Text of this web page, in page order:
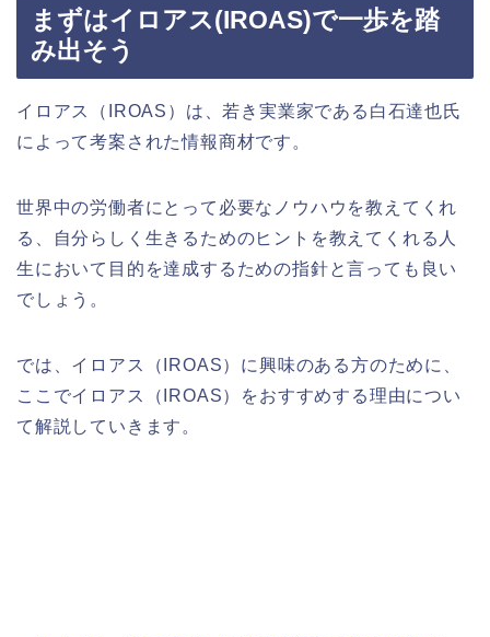
まずはイロアス(IROAS)で一歩を踏
み出そう
イロアス（ IROAS ）は、若き実業家である白石達也氏
によって考案された情報商材です。
世界中の労働者にとって必要なノウハウを教えてくれ
る、自分らしく生きるためのヒントを教えてくれる人
生において目的を達成するための指針と言っても良い
でしょう。
では、イロアス（ IROAS）に興味のある方のために、
ここでイロアス（ IROAS）をおすすめする理由につい
て解説していきます。